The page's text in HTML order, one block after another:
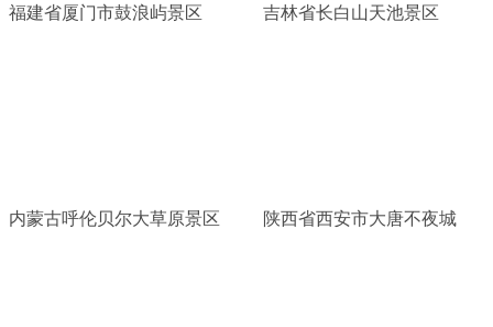
福建省厦门市鼓浪屿景区 吉林省长白山天池景区
内蒙古呼伦贝尔大草原景区 陕西省西安市大唐不夜城